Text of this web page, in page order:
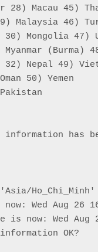
28) Macau 45)
Malaysia 46)
30) Mongolia 47)
(Burma)
32) Nepal 49)
50) Yemen
has
Wed Aug 26
is now: Wed Aug
OK?